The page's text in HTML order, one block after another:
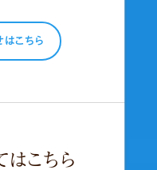
こちら
こちら